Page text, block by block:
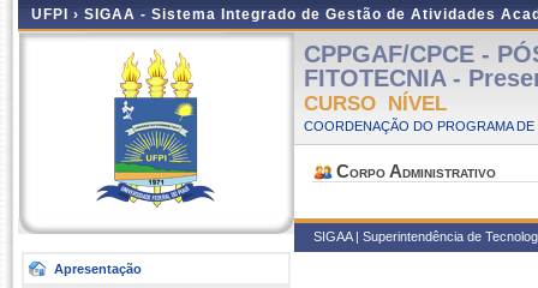
UFPI › SIGAA - Sistema Integrado de Gestão de Atividades
Apresentação
CPPGAF/CPCE -
FITOTECNIA -
CURSO NÍVEL
COORDENAÇÃO DO PROGRAMA
Corpo Administrativo
SIGAA | Superintendência de